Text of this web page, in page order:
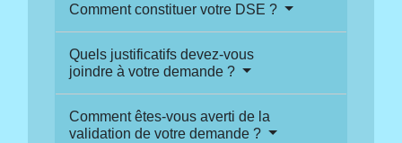
Comment constituer votre DSE ?
Quels justificatifs devez-vous
joindre à votre demande ?
Comment êtes-vous averti de la
validation de votre demande ?